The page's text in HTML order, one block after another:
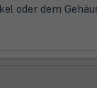
oder dem